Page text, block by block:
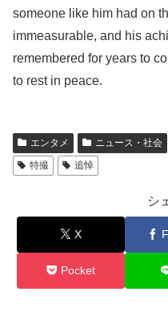
someone like him had on
immeasurable, and his
remembered for years to
to rest in peace.
エンタメ ニュース・社会
特撮
追悼
シ
X
Pocket